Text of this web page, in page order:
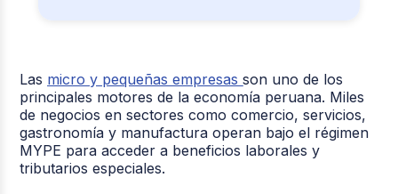
Las micro y pequeñas empresasson uno de los
principales motores de la economía peruana. Miles
de negocios en sectores como comercio, servicios,
gastronomía y manufactura operan bajo el régimen
MYPE para acceder a beneficios laborales y
tributarios especiales.